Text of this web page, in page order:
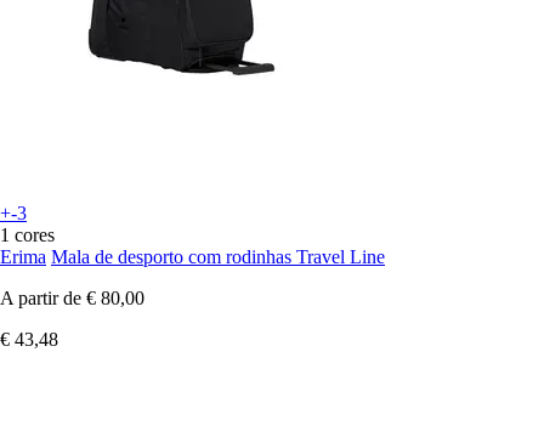
+-3
1 cores
Erima Mala de desporto com rodinhas Travel Line
A partir de € 80,00
€ 43,48